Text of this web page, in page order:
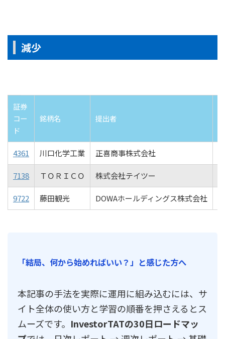
減少
証券
コー
ド
銘柄名 提出者
4361 川口化学工業 正喜商事株式会社
7138 ＴＯＲＩＣＯ 株式会社テイツー
9722 藤田観光 DOWAホールディングス株式会社
「結局、何から始めればいい？」と感じた方へ
本記事の手法を実際に運用に組み込むには、サ
イト全体の使い方と学習の順番を押さえるとス
ムーズです。 InvestorTATの30日ロードマッ